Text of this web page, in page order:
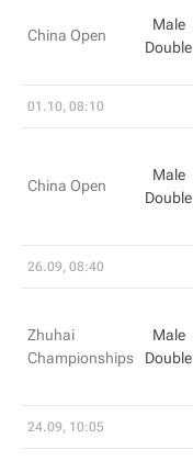
China Open
Male
Double
01.10, 08:10
China Open
Male
Double
26.09, 08:40
Zhuhai
Championships
Male
Double
24.09, 10:05